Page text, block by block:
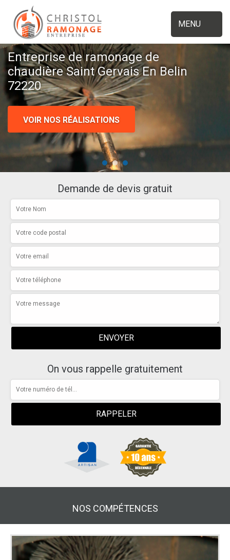
MENU
Entreprise de ramonage de
chaudière Saint Gervais En Belin
72220
VOIR NOS RÉALISATIONS
Demande de devis gratuit
On vous rappelle gratuitement
NOS COMPÉTENCES